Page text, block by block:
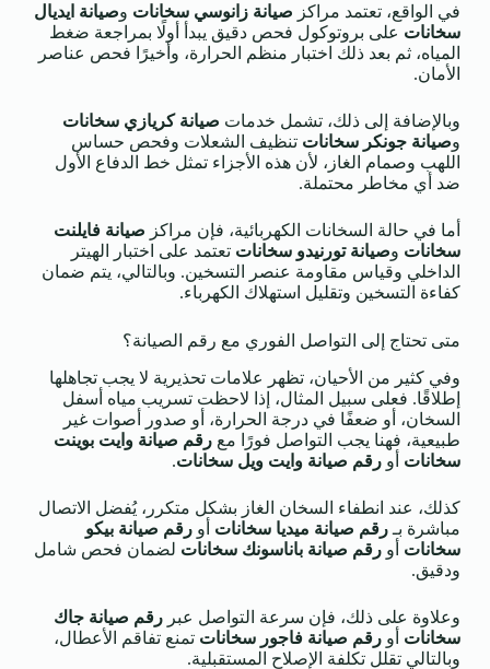
في الواقع، تعتمد مراكز صيانة زانوسي سخانات وصيانة ايديال
سخانات على بروتوكول فحص دقيق يبدأ أولًا بمراجعة ضغط
المياه، ثم بعد ذلك اختبار منظم الحرارة، وأخيرًا فحص عناصر
الأمان.
وبالإضافة إلى ذلك، تشمل خدمات صيانة كريازي سخانات
وصيانة جونكر سخانات تنظيف الشعلات وفحص حساس
اللهب وصمام الغاز، لأن هذه الأجزاء تمثل خط الدفاع الأول
ضد أي مخاطر محتملة.
أما في حالة السخانات الكهربائية، فإن مراكز صيانة فايلنت
سخانات وصيانة تورنيدو سخانات تعتمد على اختبار الهيتر
الداخلي وقياس مقاومة عنصر التسخين. وبالتالي، يتم ضمان
كفاءة التسخين وتقليل استهلاك الكهرباء.
متى تحتاج إلى التواصل الفوري مع رقم الصيانة؟
وفي كثير من الأحيان، تظهر علامات تحذيرية لا يجب تجاهلها
إطلاقًا. فعلى سبيل المثال، إذا لاحظت تسريب مياه أسفل
السخان، أو ضعفًا في درجة الحرارة، أو صدور أصوات غير
طبيعية، فهنا يجب التواصل فورًا مع رقم صيانة وايت بوينت
سخانات أو رقم صيانة وايت ويل سخانات.
كذلك، عند انطفاء السخان الغاز بشكل متكرر، يُفضل الاتصال
مباشرة بـ رقم صيانة ميديا سخانات أو رقم صيانة بيكو
سخانات أو رقم صيانة باناسونك سخانات لضمان فحص شامل
ودقيق.
وعلاوة على ذلك، فإن سرعة التواصل عبر رقم صيانة جاك
سخانات أو رقم صيانة فاجور سخانات تمنع تفاقم الأعطال،
وبالتالي تقلل تكلفة الإصلاح المستقبلية.